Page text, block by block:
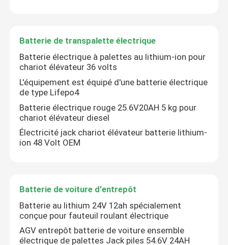
Produits
Au sujet de nous
Batterie de transpalette électrique
Batterie électrique à palettes au lithium-ion pour
chariot élévateur 36 volts
L'équipement est équipé d'une batterie électrique
de type Lifepo4
Batterie électrique rouge 25.6V20AH 5 kg pour
chariot élévateur diesel
Électricité jack chariot élévateur batterie lithium-
ion 48 Volt OEM
Batterie de voiture d'entrepôt
Batterie au lithium 24V 12ah spécialement
conçue pour fauteuil roulant électrique
AGV entrepôt batterie de voiture ensemble
électrique de palettes Jack piles 54.6V 24AH